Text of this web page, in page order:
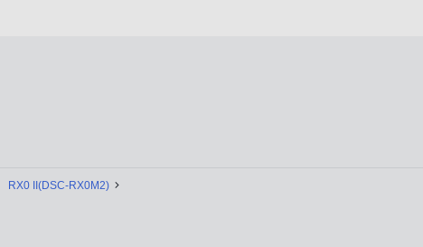
RX0 II(DSC-RX0M2)